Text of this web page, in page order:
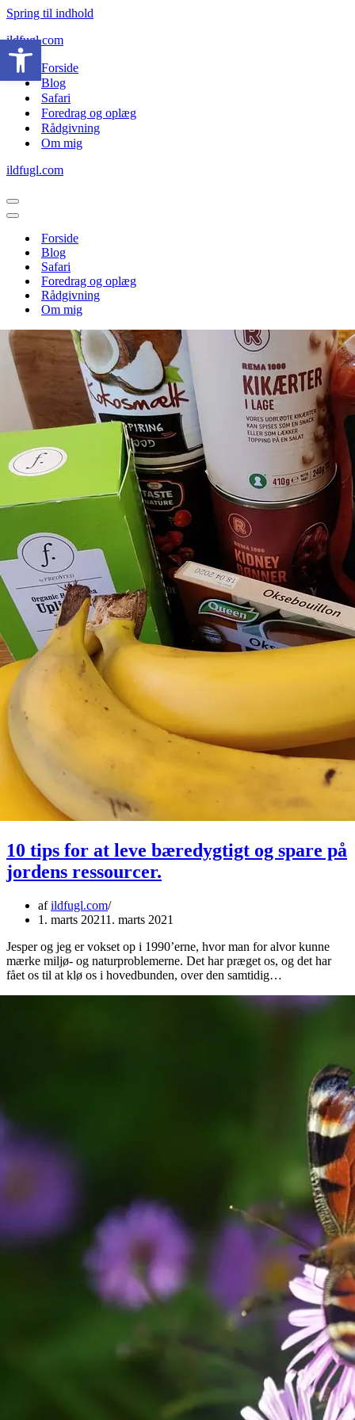
Spring til indhold
ildfugl.com
Forside
Blog
Safari
Foredrag og oplæg
Rådgivning
Om mig
ildfugl.com
Navigation
menu
Navigation
Forside
Blog
Safari
Foredrag og oplæg
Rådgivning
Om mig
10 tips for at leve bæredygtigt og spare på
jordens ressourcer.
afildfugl.com
1. marts 20211. marts 2021
Jesper og jeg er vokset op i 1990’erne, hvor man for alvor kunne
mærke miljø- og naturproblemerne. Det har præget os, og det har
fået os til at klø os i hovedbunden, over den samtidig…
Open toolbar